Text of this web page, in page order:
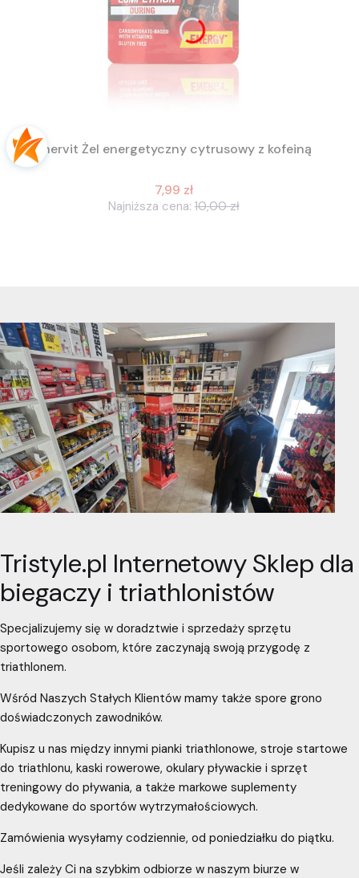
Enervit Żel energetyczny cytrusowy z kofeiną
7,99 zł
Najniższa cena: 10,00 zł
Tristyle.pl Internetowy Sklep dla
biegaczy i triathlonistów
Specjalizujemy się w doradztwie i sprzedaży sprzętu
sportowego osobom, które zaczynają swoją przygodę z
triathlonem.
Wśród Naszych Stałych Klientów mamy także spore grono
doświadczonych zawodników.
Kupisz u nas między innymi pianki triathlonowe, stroje startowe
do triathlonu, kaski rowerowe, okulary pływackie i sprzęt
treningowy do pływania, a także markowe suplementy
dedykowane do sportów wytrzymałościowych.
Zamówienia wysyłamy codziennie, od poniedziałku do piątku.
Jeśli zależy Ci na szybkim odbiorze w naszym biurze w